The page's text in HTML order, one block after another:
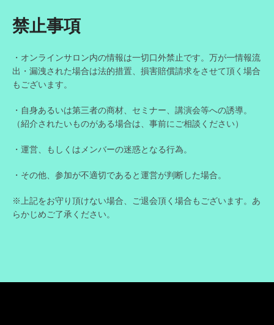
禁止事項
・オンラインサロン内の情報は一切口外禁止です。万が一情報流
出・漏洩された場合は法的措置、損害賠償請求をさせて頂く場合
もございます。
・自身あるいは第三者の商材、セミナー、講演会等への誘導。
（紹介されたいものがある場合は、事前にご相談ください）
・運営、もしくはメンバーの迷惑となる行為。
・その他、参加が不適切であると運営が判断した場合。
※上記をお守り頂けない場合、ご退会頂く場合もございます。あ
らかじめご了承ください。